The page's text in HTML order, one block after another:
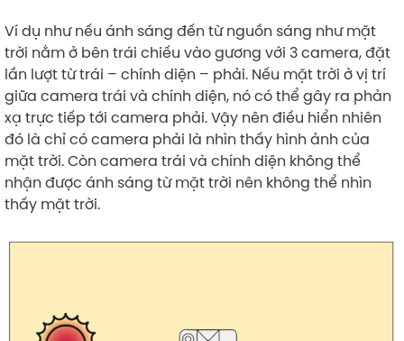
Ví dụ như nếu ánh sáng đến từ nguồn sáng như mặt
trời nằm ở bên trái chiếu vào gương với 3 camera, đặt
lần lượt từ trái – chính diện – phải. Nếu mặt trời ở vị trí
giữa camera trái và chính diện, nó có thể gây ra phản
xạ trực tiếp tới camera phải. Vậy nên điều hiển nhiên
đó là chỉ có camera phải là nhìn thấy hình ảnh của
mặt trời. Còn camera trái và chính diện không thể
nhận được ánh sáng từ mặt trời nên không thể nhìn
thấy mặt trời.